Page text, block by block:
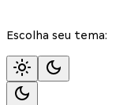
Escolha seu tema: